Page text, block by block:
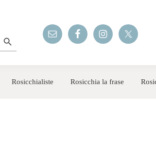
Rosicchialiste Rosicchia la frase